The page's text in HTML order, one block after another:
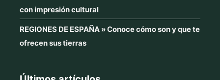
con impresión cultural
REGIONES DE ESPAÑA » Conoce cómo son y que te
ofrecen sus tierras